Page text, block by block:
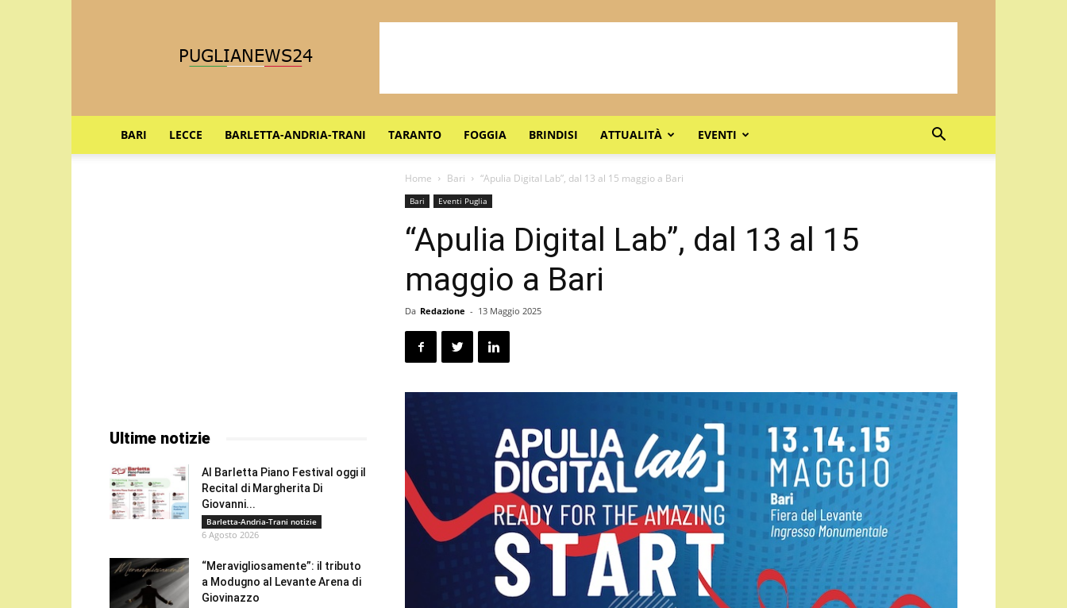
BARI LECCE BARLETTA-ANDRIA-TRANI TARANTO FOGGIA BRINDISI ATTUALITÀ EVENTI
Home Bari “Apulia Digital Lab”, dal 13 al 15 maggio a Bari
Bari Eventi Puglia
“Apulia Digital Lab”, dal 13 al 15
maggio a Bari
Da Redazione - 13 Maggio 2025
Ultime notizie
Al Barletta Piano Festival oggi il
Recital di Margherita Di
Giovanni...
Barletta-Andria-Trani notizie
6 Agosto 2026
“Meravigliosamente”: il tributo
a Modugno al Levante Arena di
Giovinazzo